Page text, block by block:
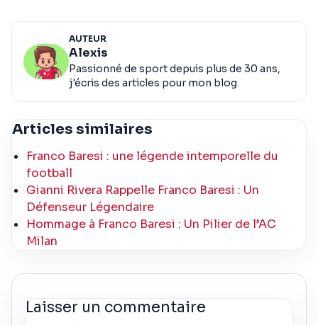
AUTEUR
Alexis
Passionné de sport depuis plus de 30 ans,
j'écris des articles pour mon blog
Articles similaires
Franco Baresi : une légende intemporelle du
football
Gianni Rivera Rappelle Franco Baresi : Un
Défenseur Légendaire
Hommage à Franco Baresi : Un Pilier de l’AC
Milan
Laisser un commentaire